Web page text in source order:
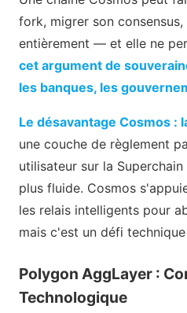
fork, migrer son
entièrement — et elle ne
cet argument de
les banques, les
Le désavantage Cosmos :
une couche de règlement
utilisateur sur la
plus fluide. Cosmos
les relais intelligents pour
mais c'est un défi
Polygon AggLayer :
Technologique